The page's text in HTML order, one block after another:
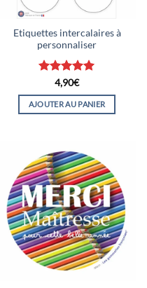
Etiquettes intercalaires à
personnaliser
Note5sur
5
4,90€
AJOUTER AU PANIER